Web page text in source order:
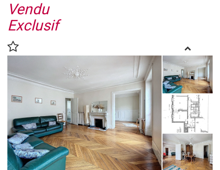
Vendu
Exclusif